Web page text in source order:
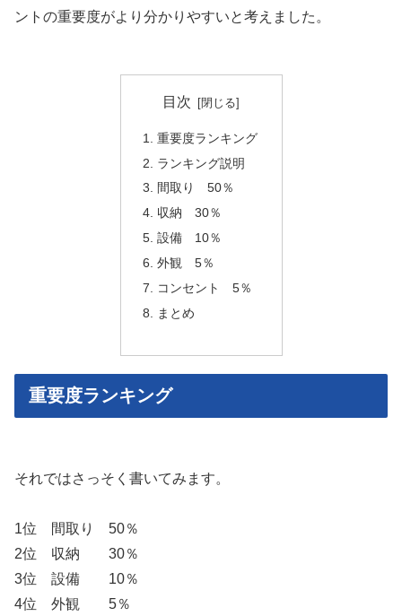
ントの重要度がより分かりやすいと考えました。
目次
重要度ランキング
ランキング説明
間取り 50％
収納 30％
設備 10％
外観 5％
コンセント 5％
まとめ
重要度ランキング
それではさっそく書いてみます。
1位 間取り 50％
2位 収納 30％
3位 設備 10％
4位 外観 5％